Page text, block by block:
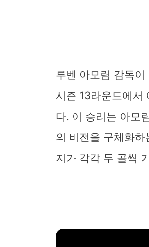
루벤 아모림 감독
시즌 13라운드에서
다. 이 승리는 아모
의 비전을 구체화
지가 각각 두 골씩